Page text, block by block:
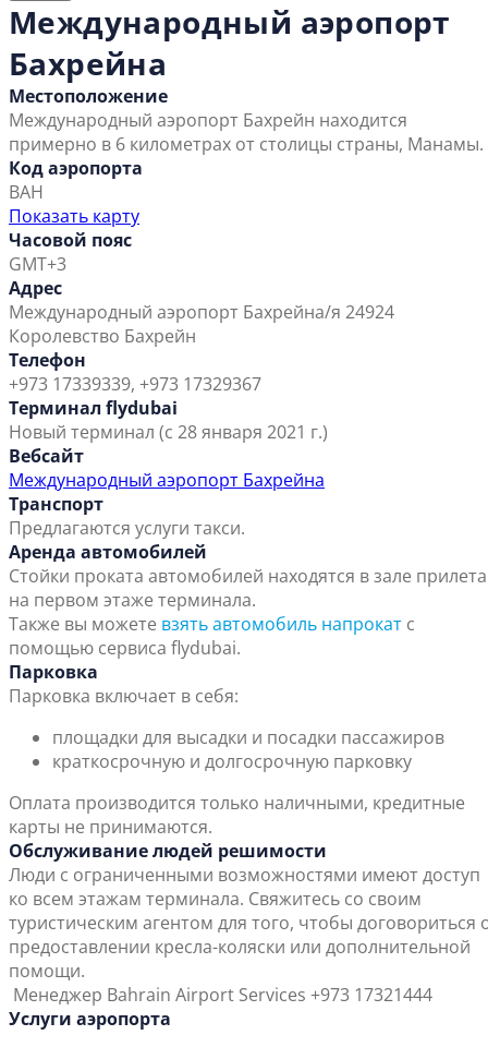
Международный аэропорт
Бахрейна
Местоположение
Международный аэропорт Бахрейн находится
примерно в 6 километрах от столицы страны, Манамы.
Код аэропорта
BAH
Показать карту
Часовой пояс
GMT+3
Адрес
Международный аэропорт Бахрейна/я 24924
Королевство Бахрейн
Телефон
+973 17339339, +973 17329367
Терминал flydubai
Новый терминал (с 28 января 2021 г.)
Вебсайт
Международный аэропорт Бахрейна
Транспорт
Предлагаются услуги такси.
Аренда автомобилей
Стойки проката автомобилей находятся в зале прилета
на первом этаже терминала.
Также вы можете взять автомобиль напрокат с
помощью сервиса flydubai.
Парковка
Парковка включает в себя:
площадки для высадки и посадки пассажиров
краткосрочную и долгосрочную парковку
Оплата производится только наличными, кредитные
карты не принимаются.
Обслуживание людей решимости
Люди с ограниченными возможностями имеют доступ
ко всем этажам терминала. Свяжитесь со своим
туристическим агентом для того, чтобы договориться
предоставлении кресла-коляски или дополнительной
помощи.
Менеджер Bahrain Airport Services +973 17321444
Услуги аэропорта